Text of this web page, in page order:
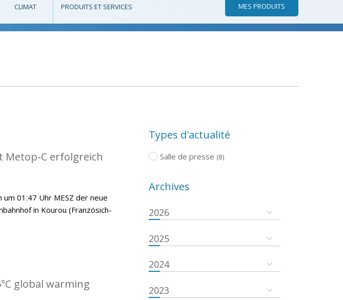
CLIMAT PRODUITS ET SERVICES MES PRODUITS
Metop-C erfolgreich
01:47 Uhr MESZ der neue
in Kourou (Französich-
global warming
Types d'actualité
Salle de presse (8)
Archives
2026
2025
2024
2023